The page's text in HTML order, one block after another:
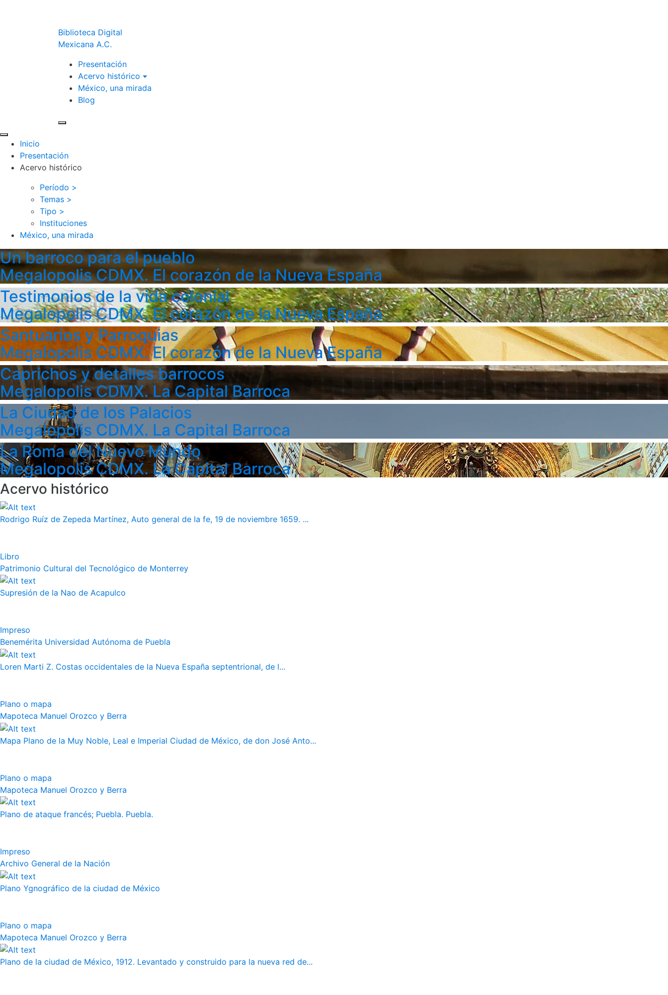
Biblioteca Digital
Mexicana A.C.
Presentación
Acervo histórico
México, una mirada
Blog
Inicio
Presentación
Acervo histórico
Período >
Temas >
Tipo >
Instituciones
México, una mirada
Un barroco para el pueblo
Megalopolis CDMX. El corazón de la Nueva España
Testimonios de la vida colonial
Megalopolis CDMX. El corazón de la Nueva España
Santuarios y Parroquias
Megalopolis CDMX. El corazón de la Nueva España
Caprichos y detalles barrocos
Megalopolis CDMX. La Capital Barroca
La Ciudad de los Palacios
Megalopolis CDMX. La Capital Barroca
La Roma del Nuevo Mundo
Megalopolis CDMX. La Capital Barroca
Acervo histórico
Rodrigo Ruíz de Zepeda Martínez, Auto general de la fe, 19 de noviembre 1659. ...
Libro
Patrimonio Cultural del Tecnológico de Monterrey
Supresión de la Nao de Acapulco
Impreso
Benemérita Universidad Autónoma de Puebla
Loren Marti Z. Costas occidentales de la Nueva España septentrional, de l...
Plano o mapa
Mapoteca Manuel Orozco y Berra
Mapa Plano de la Muy Noble, Leal e Imperial Ciudad de México, de don José Anto...
Plano o mapa
Mapoteca Manuel Orozco y Berra
Plano de ataque francés; Puebla. Puebla.
Impreso
Archivo General de la Nación
Plano Ygnográfico de la ciudad de México
Plano o mapa
Mapoteca Manuel Orozco y Berra
Plano de la ciudad de México, 1912. Levantado y construido para la nueva red de...